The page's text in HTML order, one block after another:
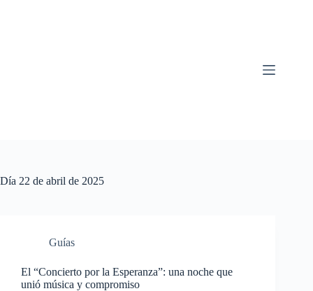
Día 22 de abril de 2025
Guías
El “Concierto por la Esperanza”: una noche que
unió música y compromiso